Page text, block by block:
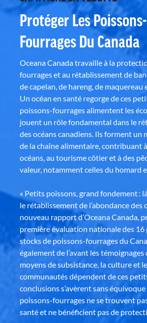
Protéger Les Poissons-
Fourrages Du Canada
Oceana Canada travaille à la
fourrages et au rétablissement de
de capelan, de hareng, de maquereau
Un océan en santé regorge de ces
poissons-fourrages alimentent les
jouent un rôle fondamental dans le
des océans canadiens. Ils forment un
de la chaîne alimentaire, contribuant
océans, au tourisme côtier et à des
valeur, notamment celles du homard
« Petits poissons, grand fondement :
le rétablissement de l’abondance des
nouveau rapport d’Oceana Canada,
première évaluation nationale des
stocks de poissons-fourrages du
également de l’avant les témoignages
moyens de subsistance, la culture et
communautés dépendent de ces
conclusions s’avèrent sans
poissons-fourrages ne se trouvent
santé et ne bénéficient pas de